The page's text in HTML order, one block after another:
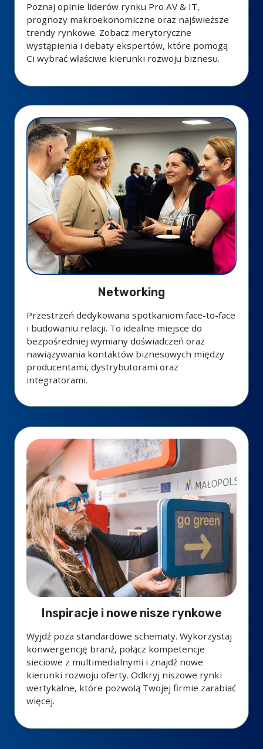
Poznaj opinie liderów rynku Pro AV & IT,
prognozy makroekonomiczne oraz najświeższe
trendy rynkowe. Zobacz merytoryczne
wystąpienia i debaty ekspertów, które pomogą
Ci wybrać właściwe kierunki rozwoju biznesu.
Networking
Przestrzeń dedykowana spotkaniom face-to-face
i budowaniu relacji. To idealne miejsce do
bezpośredniej wymiany doświadczeń oraz
nawiązywania kontaktów biznesowych między
producentami, dystrybutorami oraz
integratorami.
Inspiracje i nowe nisze rynkowe
Wyjdź poza standardowe schematy. Wykorzystaj
konwergencję branż, połącz kompetencje
sieciowe z multimedialnymi i znajdź nowe
kierunki rozwoju oferty. Odkryj niszowe rynki
wertykalne, które pozwolą Twojej firmie zarabiać
więcej.